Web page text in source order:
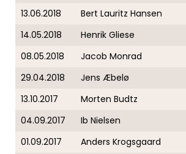
13.06.2018
Bert Lauritz Hansen
14.05.2018
Henrik Gliese
08.05.2018
Jacob Monrad
29.04.2018
Jens Æbelø
13.10.2017
Morten Budtz
04.09.2017
Ib Nielsen
01.09.2017
Anders Krogsgaard